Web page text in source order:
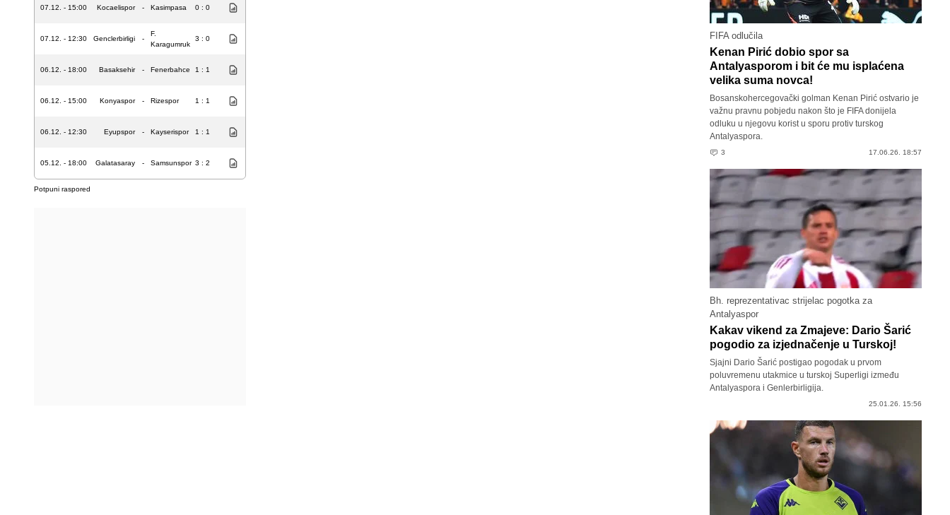
07.12. - 15:00 Kocaelispor - Kasimpasa 0 : 0
07.12. - 12:30 Genclerbirligi -
F.
Karagumruk
3 : 0
06.12. - 18:00 Basaksehir - Fenerbahce 1 : 1
06.12. - 15:00 Konyaspor - Rizespor 1 : 1
06.12. - 12:30 Eyupspor - Kayserispor 1 : 1
05.12. - 18:00 Galatasaray - Samsunspor 3 : 2
Potpuni raspored
FIFA odlučila
Kenan Pirić dobio spor sa
Antalyasporom i bit će mu isplaćena
velika suma novca!
Bosanskohercegovački golman Kenan Pirić ostvario je
važnu pravnu pobjedu nakon što je FIFA donijela
odluku u njegovu korist u sporu protiv turskog
Antalyaspora.
3 17.06.26. 18:57
Bh. reprezentativac strijelac pogotka za
Antalyaspor
Kakav vikend za Zmajeve: Dario Šarić
pogodio za izjednačenje u Turskoj!
Sjajni Dario Šarić postigao pogodak u prvom
poluvremenu utakmice u turskoj Superligi između
Antalyaspora i Genlerbirligija.
25.01.26. 15:56